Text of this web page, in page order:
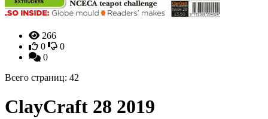
266
0
0
0
Всего страниц: 42
ClayCraft 28 2019